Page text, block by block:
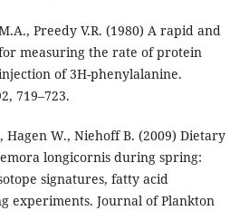
Preedy V.R. (1980) A rapid and
measuring the rate of protein
of 3H-phenylalanine.
719–723.
Hagen W., Niehoff B. (2009) Dietary
longicornis during spring:
signatures, fatty acid
experiments. Journal of Plankton